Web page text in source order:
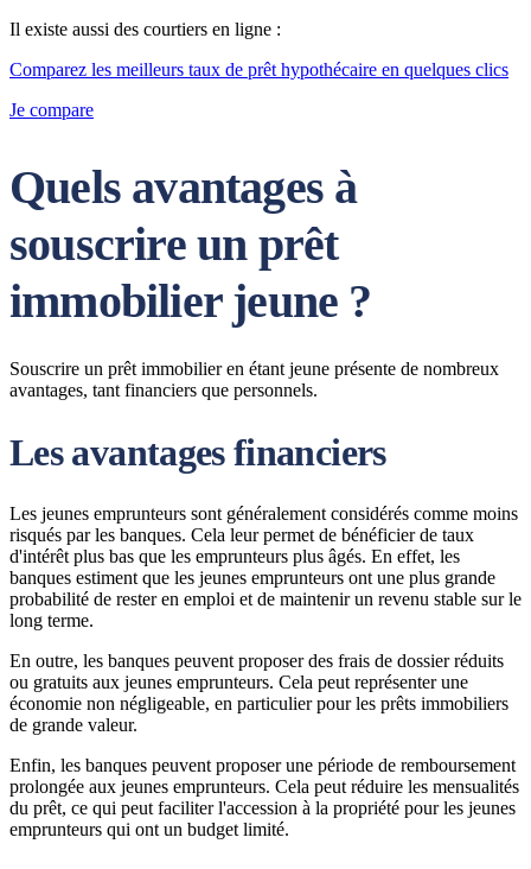
Il existe aussi des courtiers en ligne :
Comparez les meilleurs taux de prêt hypothécaire en quelques clics
Je compare
Quels avantages à
souscrire un prêt
immobilier jeune ?
Souscrire un prêt immobilier en étant jeune présente de nombreux
avantages, tant financiers que personnels.
Les avantages financiers
Les jeunes emprunteurs sont généralement considérés comme moins
risqués par les banques. Cela leur permet de bénéficier de taux
d'intérêt plus bas que les emprunteurs plus âgés. En effet, les
banques estiment que les jeunes emprunteurs ont une plus grande
probabilité de rester en emploi et de maintenir un revenu stable sur le
long terme.
En outre, les banques peuvent proposer des frais de dossier réduits
ou gratuits aux jeunes emprunteurs. Cela peut représenter une
économie non négligeable, en particulier pour les prêts immobiliers
de grande valeur.
Enfin, les banques peuvent proposer une période de remboursement
prolongée aux jeunes emprunteurs. Cela peut réduire les mensualités
du prêt, ce qui peut faciliter l'accession à la propriété pour les jeunes
emprunteurs qui ont un budget limité.